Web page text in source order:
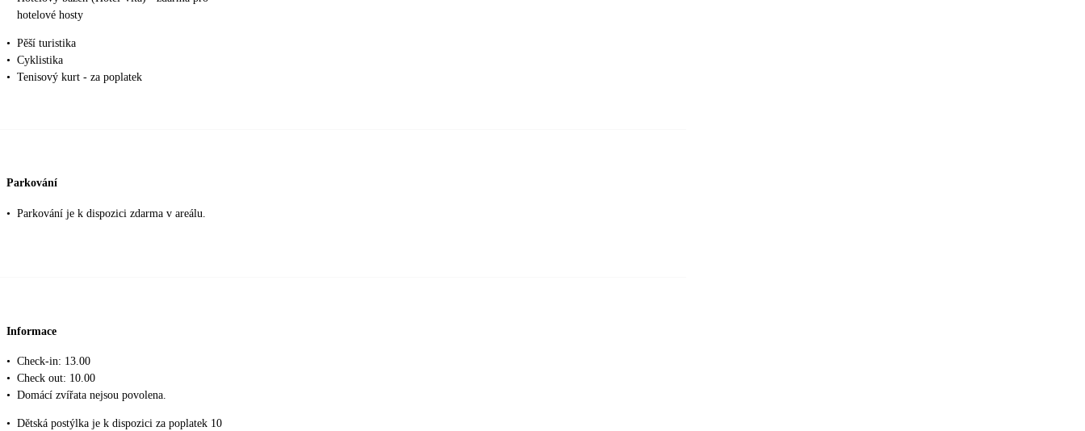
hotelové hosty
• Pěší turistika
• Cyklistika
• Tenisový kurt - za poplatek
Parkování
• Parkování je k dispozici zdarma v areálu.
Informace
• Check-in: 13.00
• Check out: 10.00
• Domácí zvířata nejsou povolena.
• Dětská postýlka je k dispozici za poplatek 10